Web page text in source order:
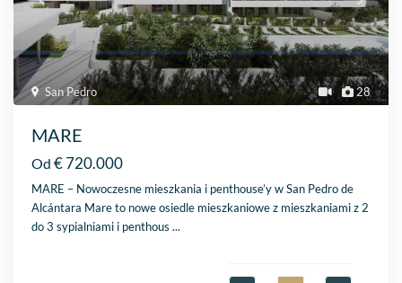
28
San Pedro
MARE
Od € 720.000
MARE – Nowoczesne mieszkania i penthouse’y w San Pedro de
Alcántara Mare to nowe osiedle mieszkaniowe z mieszkaniami z 2
do 3 sypialniami i penthous...